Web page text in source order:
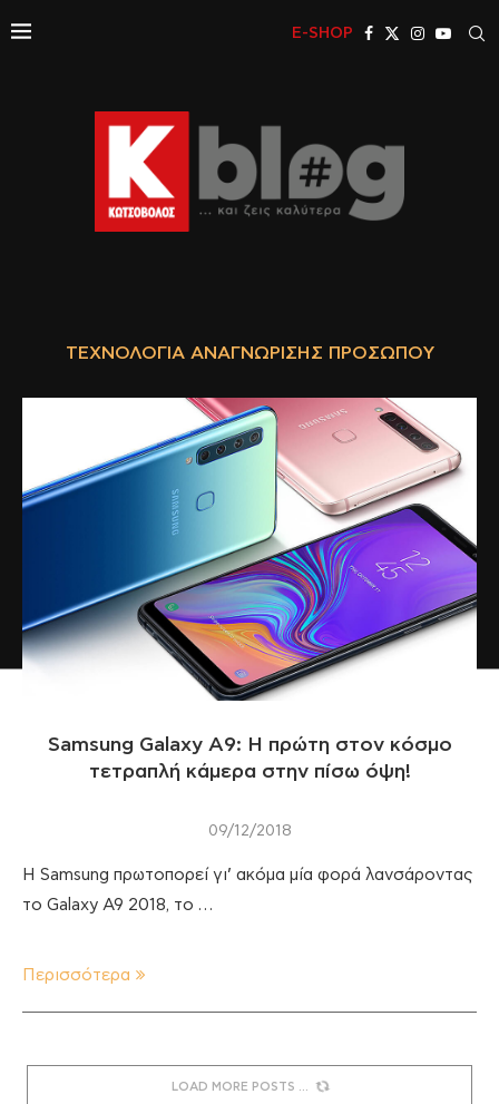
E-SHOP
ΤΕΧΝΟΛΟΓΊΑ ΑΝΑΓΝΏΡΙΣΗΣ ΠΡΟΣΏΠΟΥ
Samsung Galaxy A9: Η πρώτη στον κόσμο
τετραπλή κάμερα στην πίσω όψη!
09/12/2018
Η Samsung πρωτοπορεί γι’ ακόμα μία φορά λανσάροντας
το Galaxy A9 2018, το …
Περισσότερα
LOAD MORE POSTS